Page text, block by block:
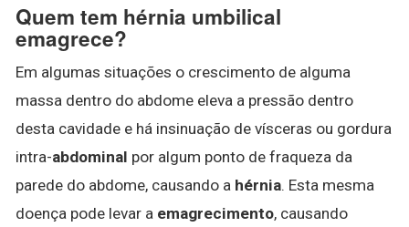
Quem tem hérnia umbilical
emagrece?
Em algumas situações o crescimento de alguma
massa dentro do abdome eleva a pressão dentro
desta cavidade e há insinuação de vísceras ou gordura
intra-abdominal por algum ponto de fraqueza da
parede do abdome, causando a hérnia. Esta mesma
doença pode levar a emagrecimento, causando